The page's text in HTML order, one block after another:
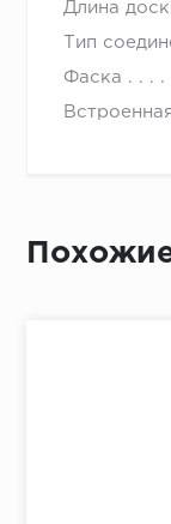
Длина
Тип
Фаска
Время
Первый ряд: